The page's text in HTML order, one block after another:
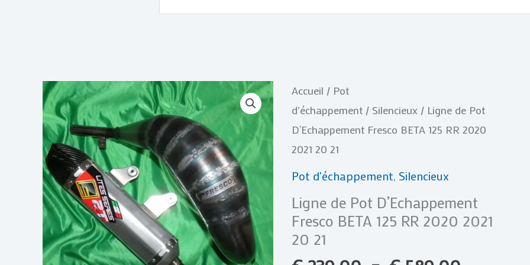
Accueil / Pot
d'échappement/ Silencieux / Ligne de Pot
D’Echappement Fresco BETA 125 RR 2020
2021 20 21
Pot d'échappement, Silencieux
Ligne de Pot D’Echappement
Fresco BETA 125 RR 2020 2021
20 21
de
prix :
quantité
de
Ligne
de
D'Echappement
Fresco
BETA
125